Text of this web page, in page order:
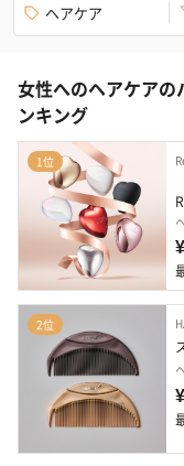
ヘアケア
女性へのヘアケア
ンキング
1位
2位